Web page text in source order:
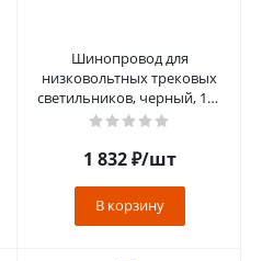
Шинопровод для
низковольтных трековых
светильников, черный, 1м,
CABM1000
1 832₽/шт
В корзину